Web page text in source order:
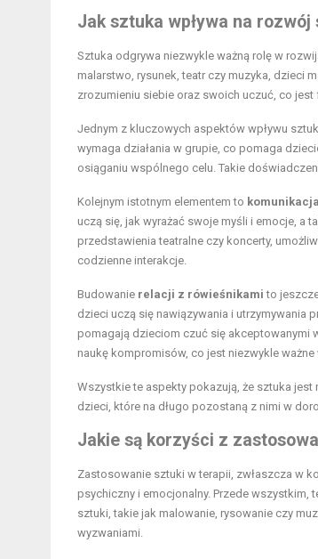
Jak sztuka wpływa na rozwój
Sztuka odgrywa niezwykle ważną rolę w
malarstwo, rysunek, teatr czy muzyka, dzieci
zrozumieniu siebie oraz swoich uczuć, co
Jednym z kluczowych aspektów wpływu
wymaga działania w grupie, co pomaga
osiąganiu wspólnego celu. Takie
Kolejnym istotnym elementem to komunikacja
uczą się, jak wyrażać swoje myśli i emocje, a
przedstawienia teatralne czy koncerty,
codzienne interakcje.
Budowanie relacji z rówieśnikami to
dzieci uczą się nawiązywania i utrzymywania
pomagają dzieciom czuć się akceptowanymi
naukę kompromisów, co jest niezwykle
Wszystkie te aspekty pokazują, że sztuka
dzieci, które na długo pozostaną z nimi w
Jakie są korzyści z
Zastosowanie sztuki w terapii, zwłaszcza w
psychiczny i emocjonalny. Przede wszystkim,
sztuki, takie jak malowanie, rysowanie czy
wyzwaniami.